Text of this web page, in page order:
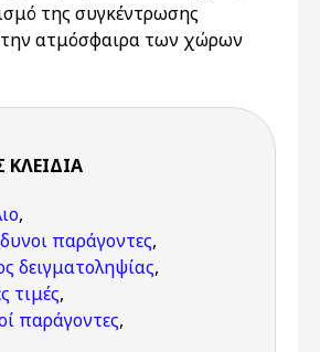
της συγκέντρωσης
ατμόσφαιρα των χώρων
KΛΕΙΔΙΆ
,
παράγοντες,
δειγματοληψίας,
τιμές,
παράγοντες,